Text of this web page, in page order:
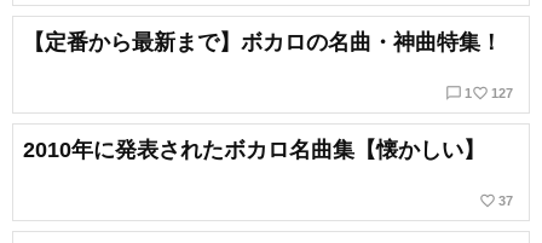
【定番から最新まで】ボカロの名曲・神曲特集！
chat_bubble_outline 1 favorite_border 127
2010年に発表されたボカロ名曲集【懐かしい】
favorite_border 37